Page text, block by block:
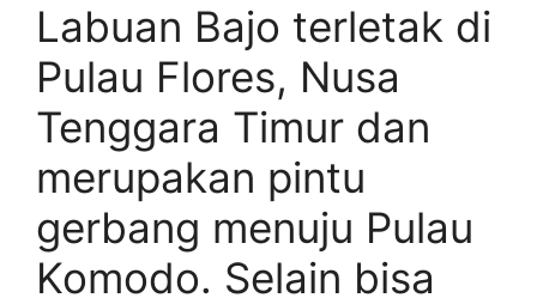
Labuan Bajo terletak di
Pulau Flores, Nusa
Tenggara Timur dan
merupakan pintu
gerbang menuju Pulau
Komodo. Selain bisa